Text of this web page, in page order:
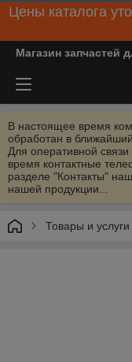
Цены каталога
Магазин запчастей
В настоящее время
обработан в
Для оперативной связи
время контактные
разделе "Контакты"
нашей продукции...
Товары и услуги